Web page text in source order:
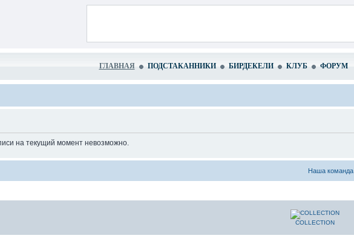
ГЛАВНАЯ ПОДСТАКАННИКИ БИРДЕКЕЛИ КЛУБ ФОРУМ
на текущий момент невозможно.
Наша команда
COLLECTION